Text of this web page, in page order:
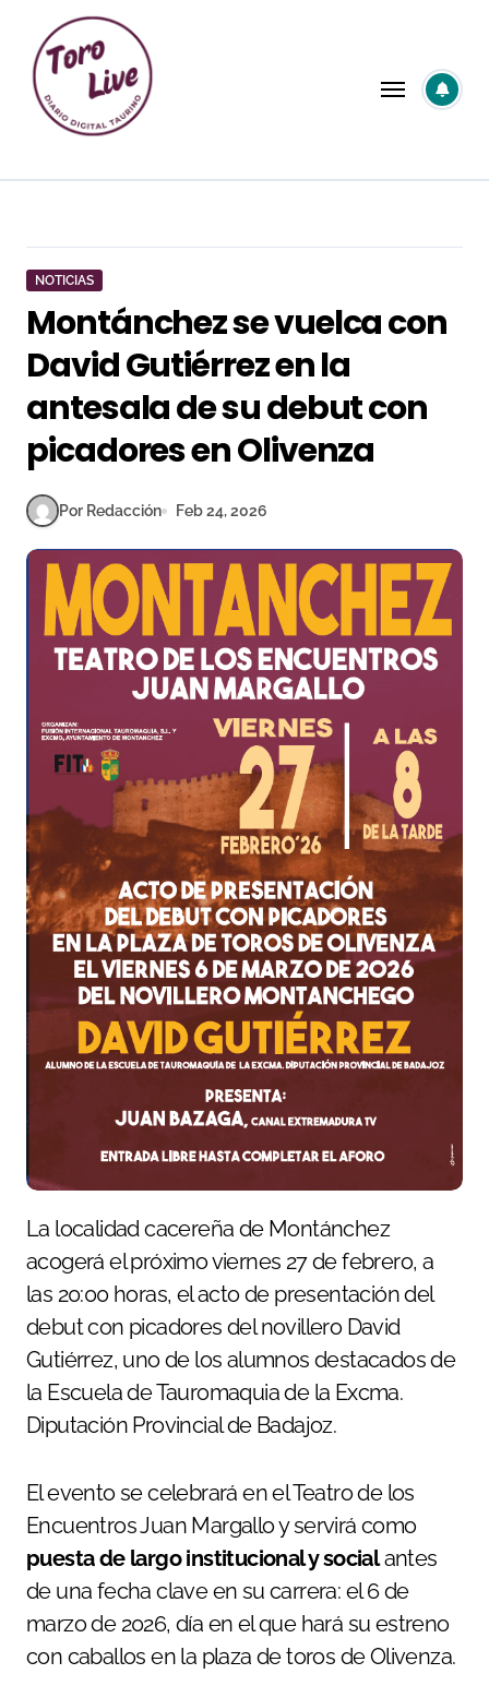
contenido
NOTICIAS
Montánchez se vuelca con
David Gutiérrez en la
antesala de su debut con
picadores en Olivenza
Por Redacción Feb 24, 2026
La localidad cacereña de Montánchez
acogerá el próximo viernes 27 de febrero, a
las 20:00 horas, el acto de presentación del
debut con picadores del novillero David
Gutiérrez, uno de los alumnos destacados de
la Escuela de Tauromaquia de la Excma.
Diputación Provincial de Badajoz.
El evento se celebrará en el Teatro de los
Encuentros Juan Margallo y servirá como
puesta de largo institucional y socialantes
de una fecha clave en su carrera: el 6 de
marzo de 2026, día en el que hará su estreno
con caballos en la plaza de toros de Olivenza.